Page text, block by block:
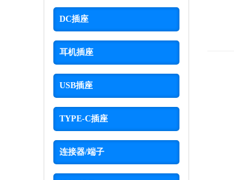
DC插座
耳机插座
USB插座
TYPE-C插座
连接器/端子